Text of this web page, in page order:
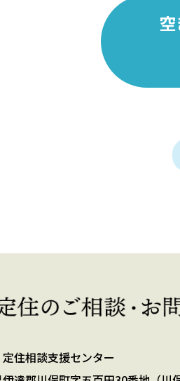
空
住相談支援センター